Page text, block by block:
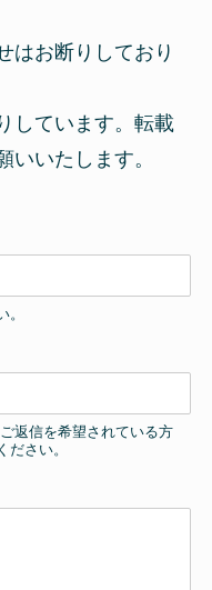
はお断りしており
しています。転載
いいたします。
返信を希望されている方
さい。